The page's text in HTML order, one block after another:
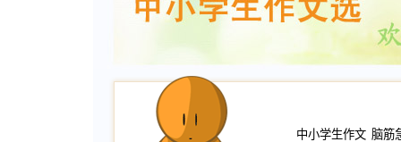
中小学生作文 脑筋